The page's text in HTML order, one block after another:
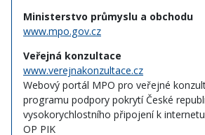
Ministerstvo průmyslu a obchodu
www.mpo.gov.cz
Veřejná konzultace
www.verejnakonzultace.cz
Webový portál MPO pro veřejné
programu podpory pokrytí České
vysokorychlostního připojení k
OP PIK